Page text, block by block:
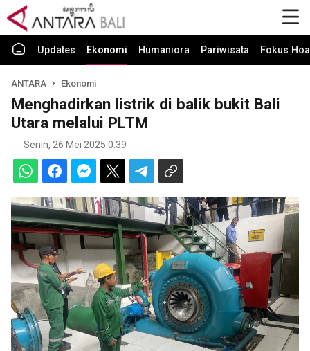
Updates Ekonomi Humaniora Pariwisata Fokus
ANTARA Ekonomi
Menghadirkan listrik di balik bukit Bali
Utara melalui PLTM
Senin, 26 Mei 2025 0:39